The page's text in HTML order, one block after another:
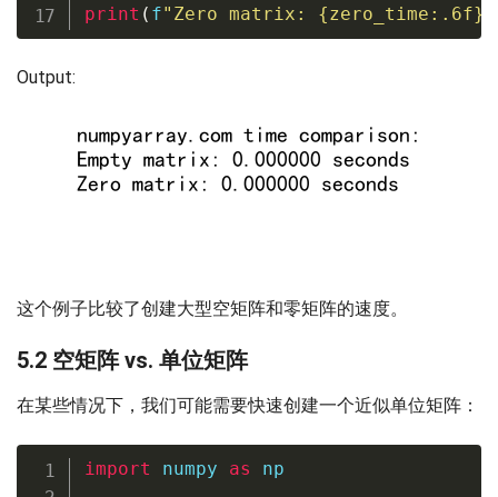
print ( f"Zero matrix: {zero_time : .6f}
Output:
这个例子比较了创建大型空矩阵和零矩阵的速度。
5.2 空矩阵 vs. 单位矩阵
在某些情况下，我们可能需要快速创建一个近似单位矩阵：
import numpy as np